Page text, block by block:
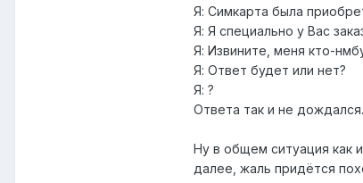
Я: Симкарта была
Я: Я специально у Вас
Я: Извините, меня кто-
Я: Ответ будет или нет?
Я: ?
Ответа так и не
Ну в общем ситуация как
далее, жаль придётся